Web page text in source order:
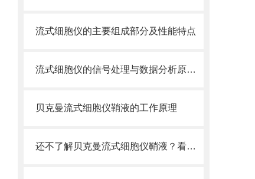
流式细胞仪的主要组成部分及性能特点
流式细胞仪的信号处理与数据分析原理分析
贝克曼流式细胞仪鞘液的工作原理
还不了解贝克曼流式细胞仪鞘液？看这里就对了！